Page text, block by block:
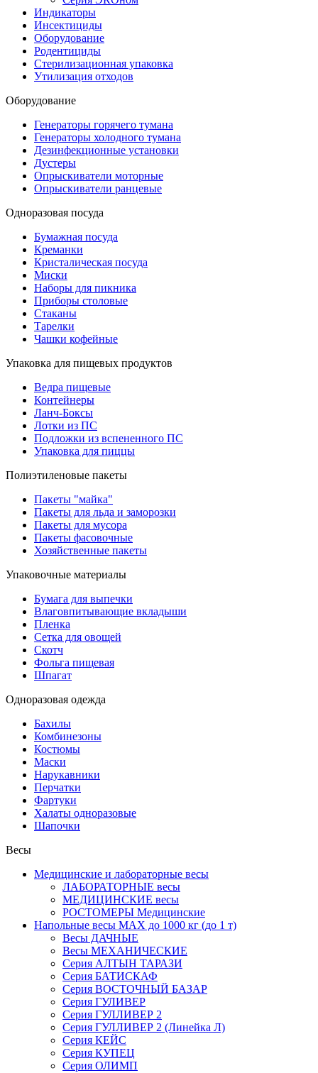
Индикаторы
Инсектициды
Оборудование
Родентициды
Стерилизационная упаковка
Утилизация отходов
Оборудование
Генераторы горячего тумана
Генераторы холодного тумана
Дезинфекционные установки
Дустеры
Опрыскиватели моторные
Опрыскиватели ранцевые
Одноразовая посуда
Бумажная посуда
Креманки
Кристалическая посуда
Миски
Наборы для пикника
Приборы столовые
Стаканы
Тарелки
Чашки кофейные
Упаковка для пищевых продуктов
Ведра пищевые
Контейнеры
Ланч-Боксы
Лотки из ПС
Подложки из вспененного ПС
Упаковка для пиццы
Полиэтиленовые пакеты
Пакеты "майка"
Пакеты для льда и заморозки
Пакеты для мусора
Пакеты фасовочные
Хозяйственные пакеты
Упаковочные материалы
Бумага для выпечки
Влаговпитывающие вкладыши
Пленка
Сетка для овощей
Скотч
Фольга пищевая
Шпагат
Одноразовая одежда
Бахилы
Комбинезоны
Костюмы
Маски
Нарукавники
Перчатки
Фартуки
Халаты одноразовые
Шапочки
Весы
Медицинские и лабораторные весы
ЛАБОРАТОРНЫЕ весы
МЕДИЦИНСКИЕ весы
РОСТОМЕРЫ Медицинские
Напольные весы MAX до 1000 кг (до 1 т)
Весы ДАЧНЫЕ
Весы МЕХАНИЧЕСКИЕ
Серия АЛТЫН ТАРАЗИ
Серия БАТИСКАФ
Серия ВОСТОЧНЫЙ БАЗАР
Серия ГУЛИВЕР
Серия ГУЛЛИВЕР 2
Серия ГУЛЛИВЕР 2 (Линейка Л)
Серия КЕЙС
Серия КУПЕЦ
Серия ОЛИМП